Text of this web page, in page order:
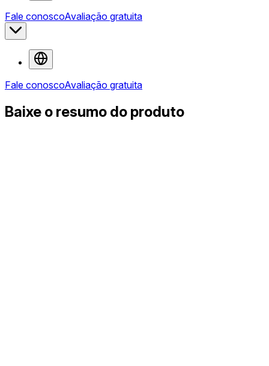
Fale conoscoAvaliação gratuita
Fale conoscoAvaliação gratuita
Baixe o resumo do produto